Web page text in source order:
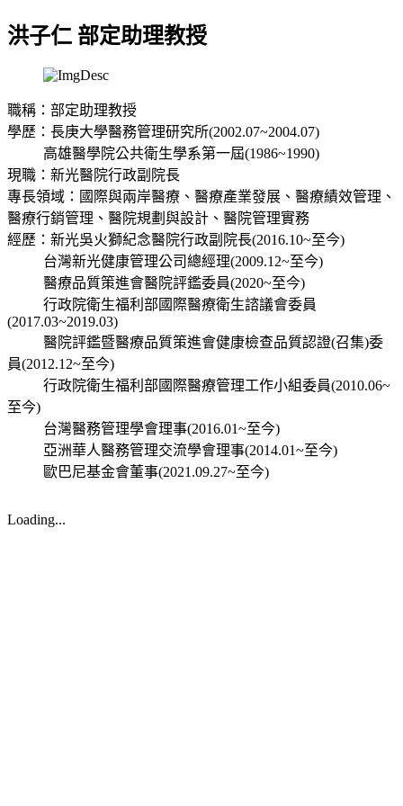
洪子仁 部定助理教授
職稱：部定助理教授
學歷：長庚大學醫務管理研究所(2002.07~2004.07)
高雄醫學院公共衛生學系第一屆(1986~1990)
現職：新光醫院行政副院長
專長領域：國際與兩岸醫療、醫療產業發展、醫療績效管理、
醫療行銷管理、醫院規劃與設計、醫院管理實務
經歷：新光吳火獅紀念醫院行政副院長(2016.10~至今)
台灣新光健康管理公司總經理(2009.12~至今)
醫療品質策進會醫院評鑑委員(2020~至今)
行政院衛生福利部國際醫療衛生諮議會委員
(2017.03~2019.03)
醫院評鑑暨醫療品質策進會健康檢查品質認證(召集)委
員(2012.12~至今)
行政院衛生福利部國際醫療管理工作小組委員(2010.06~
至今)
台灣醫務管理學會理事(2016.01~至今)
亞洲華人醫務管理交流學會理事(2014.01~至今)
歐巴尼基金會董事(2021.09.27~至今)
Loading...